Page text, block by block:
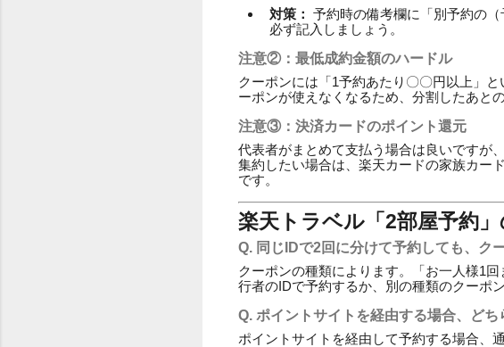
対策： 予約時の備考欄に「別予約の
必ず記入しましょう。
注意②：最低成約金額のハードル
クーポンには「1予約あたり〇〇円以上」
ーポンが使えなくなるため、分割したあと
注意③：決済カードのポイント還元
代表者がまとめて支払う場合は良いですが
集約したい場合は、楽天カードの家族カー
です。
楽天トラベル「2部屋予約」
Q. 同じIDで2回に分けて予約しても、ク
クーポンの種類によります。「お一人様1
行者のIDで予約するか、別の種類のクーポ
Q. ポイントサイトを経由する場合、どち
ポイントサイトを経由して予約する場合、